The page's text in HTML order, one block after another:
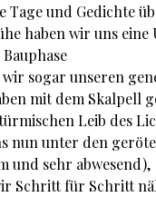
Tage und Gedichte
haben wir uns
wir sogar unseren
mit dem Skalpell
Leib des
nun unter den
und sehr abwesend),
Schritt für Schritt